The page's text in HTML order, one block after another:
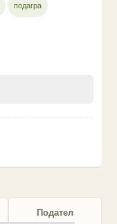
подагра
Подател